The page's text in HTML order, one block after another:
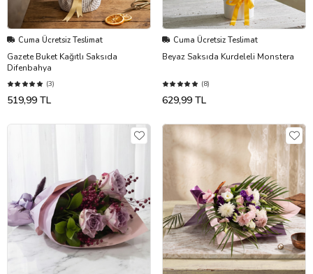
Cuma Ücretsiz Teslimat
Gazete Buket Kağıtlı Saksıda
Difenbahya
(3)
519,99 TL
Cuma Ücretsiz Teslimat
Beyaz Saksıda Kurdeleli Monstera
(8)
629,99 TL